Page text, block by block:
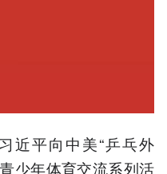
平向中美“乒乓外
少年体育交流系列活